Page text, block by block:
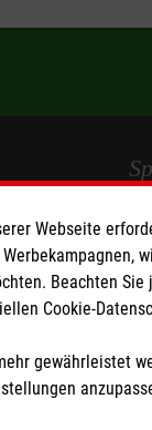
Webseite
Beachten
Cookie-
gewährleistet